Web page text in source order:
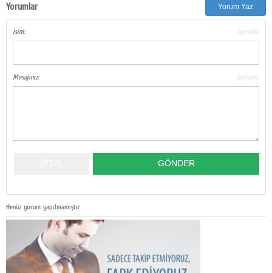
Yorumlar Yorum Yaz
İsim: (gerekli)
Mesajınız: (gerekli)
Henüz yorum yapılmamıştır.